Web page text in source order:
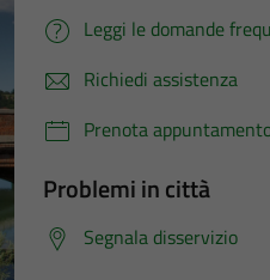
Leggi le domande
Richiedi assistenza
Prenota
Problemi in città
Segnala disservizio